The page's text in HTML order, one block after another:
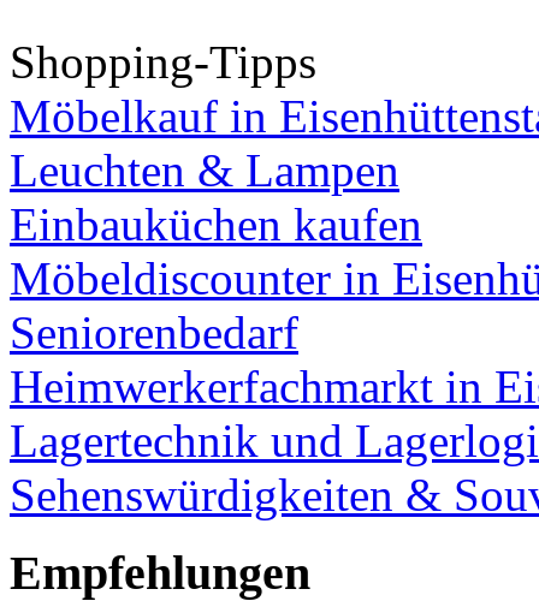
Shopping-Tipps
Möbelkauf in
Leuchten & Lampen
Einbauküchen kaufen
Möbeldiscounter in
Seniorenbedarf
Heimwerkerfachmarkt in
Lagertechnik und
Sehenswürdigkeiten &
Empfehlungen